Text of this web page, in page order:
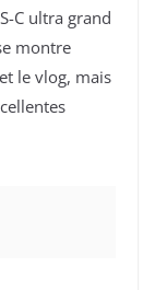
C ultra grand
montre
le vlog, mais